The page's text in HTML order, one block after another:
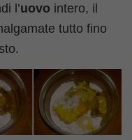
l’uovo intero, il
tutto fino